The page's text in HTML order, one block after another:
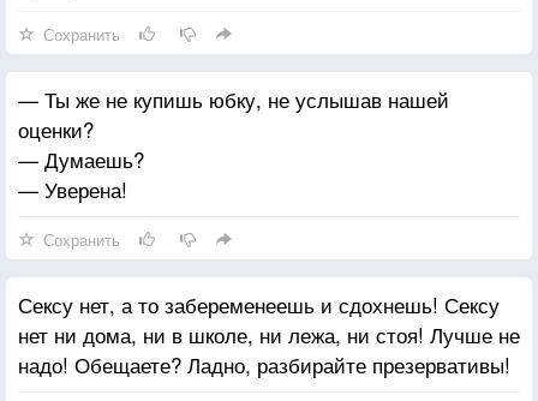
Сохранить
— Ты же не купишь юбку, не услышав нашей
оценки?
— Думаешь?
— Уверена!
Сохранить
Сексу нет, а то забеременеешь и сдохнешь! Сексу
нет ни дома, ни в школе, ни лежа, ни стоя! Лучше не
надо! Обещаете? Ладно, разбирайте презервативы!